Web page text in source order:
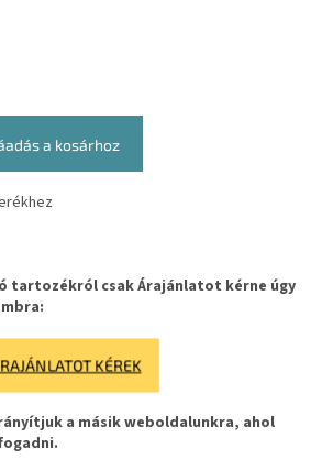
a kosárhoz
tartozékról csak Árajánlatot kérne úgy
KÉREK
a másik weboldalunkra, ahol